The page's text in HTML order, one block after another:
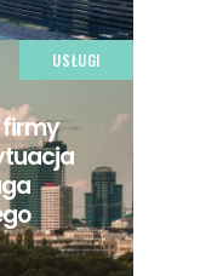
USŁUGI